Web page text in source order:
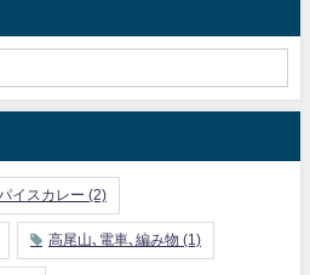
イスカレー (2)
高尾山､電車､編み物 (1)